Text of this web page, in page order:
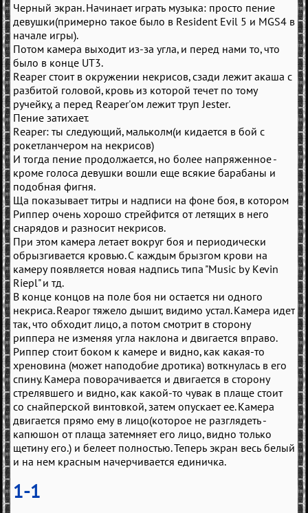
Черный экран. Начинает играть музыка: просто пение
девушки(примерно такое было в Resident Evil 5 и MGS4 в
начале игры).
Потом камера выходит из-за угла, и перед нами то, что
было в конце UT3.
Reaper стоит в окружении некрисов, сзади лежит акаша с
разбитой головой, кровь из которой течет по тому
ручейку, а перед Reaper'ом лежит труп Jester.
Пение затихает.
Reaper: ты следующий, мальколм(и кидается в бой с
рокетланчером на некрисов)
И тогда пение продолжается, но более напряженное -
кроме голоса девушки вошли еще всякие барабаны и
подобная фигня.
Ща показывает титры и надписи на фоне боя, в котором
Риппер очень хорошо стрейфится от летящих в него
снарядов и разносит некрисов.
При этом камера летает вокруг боя и периодически
обрызгивается кровью. С каждым брызгом крови на
камеру появляется новая надпись типа "Music by Kevin
Riepl" и тд.
В конце концов на поле боя ни остается ни одного
некриса. Reapor тяжело дышит, видимо устал. Камера идет
так, что обходит лицо, а потом смотрит в сторону
риппера не изменяя угла наклона и двигается вправо.
Риппер стоит боком к камере и видно, как какая-то
хреновина (может наподобие дротика) воткнулась в его
спину. Камера поворачивается и двигается в сторону
стрелявшего и видно, как какой-то чувак в плаще стоит
со снайперской винтовкой, затем опускает ее. Камера
двигается прямо ему в лицо(которое не разглядеть -
капюшон от плаща затемняет его лицо, видно только
щетину его.) и белеет полностью. Теперь экран весь белый
и на нем красным начерчивается единичка.
1-1